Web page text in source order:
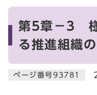
第5章－3
る推進組織
ページ番号93781